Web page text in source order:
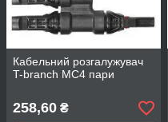
Кабельний розгалужувач
T-branch MC4 пари
258,60 ₴